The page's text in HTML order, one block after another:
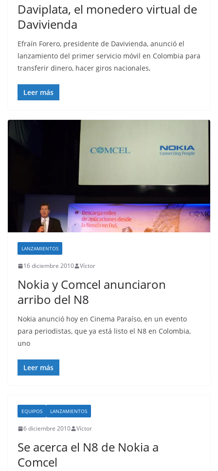
Daviplata, el monedero virtual de
Davivienda
Efraín Forero, presidente de Davivienda, anunció el
lanzamiento del primer servicio móvil en Colombia para
transferir dinero, hacer giros nacionales,
Leer más
LANZAMIENTOS
16 diciembre 2010 Víctor
Nokia y Comcel anunciaron
arribo del N8
Nokia anunció hoy en Cinema Paraíso, en un evento
para periodistas, que ya está listo el N8 en Colombia,
uno
Leer más
EQUIPOS LANZAMIENTOS
6 diciembre 2010 Víctor
Se acerca el N8 de Nokia a
Comcel